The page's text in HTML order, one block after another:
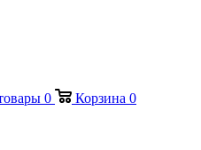
0 Корзина 0